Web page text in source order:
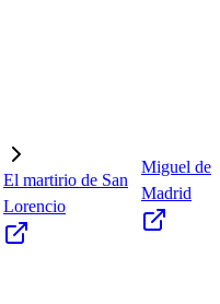
El martirio de San
Lorencio
Miguel de
Madrid